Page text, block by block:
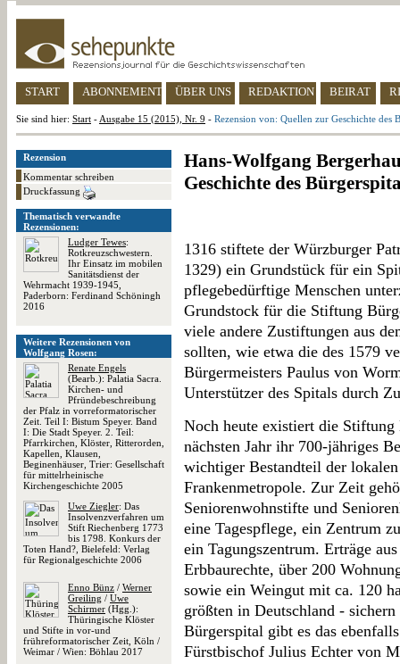
START ABONNEMENT ÜBER UNS REDAKTION BEIRAT
Sie sind hier: Start - Ausgabe 15 (2015), Nr. 9 - Rezension von: Quellen zur Geschichte
Rezension
Kommentar schreiben
Druckfassung
Thematisch verwandte
Rezensionen:
Ludger Tewes:
Rotkreuzschwestern.
Ihr Einsatz im mobilen
Sanitätsdienst der
Wehrmacht 1939-1945,
Paderborn: Ferdinand Schöningh
2016
Weitere Rezensionen von
Wolfgang Rosen:
Renate Engels
(Bearb.): Palatia Sacra.
Kirchen- und
Pfründebeschreibung
der Pfalz in vorreformatorischer
Zeit. Teil I: Bistum Speyer. Band
I: Die Stadt Speyer. 2. Teil:
Pfarrkirchen, Klöster, Ritterorden,
Kapellen, Klausen,
Beginenhäuser, Trier: Gesellschaft
für mittelrheinische
Kirchengeschichte 2005
Uwe Ziegler: Das
Insolvenzverfahren um
Stift Riechenberg 1773
bis 1798. Konkurs der
Toten Hand?, Bielefeld: Verlag
für Regionalgeschichte 2006
Enno Bünz / Werner
Greiling / Uwe
Schirmer (Hgg.):
Thüringische Klöster
und Stifte in vor-und
frühreformatorischer Zeit, Köln /
Weimar / Wien: Böhlau 2017
Hans-Wolfgang
Geschichte des
1316 stiftete der Würzburger
1329) ein Grundstück für ein
pflegebedürftige Menschen
Grundstock für die Stiftung
viele andere Zustiftungen aus
sollten, wie etwa die des 1579
Bürgermeisters Paulus von
Unterstützer des Spitals durch
Noch heute existiert die
nächsten Jahr ihr 700-jähriges
wichtiger Bestandteil der
Frankenmetropole. Zur Zeit
Seniorenwohnstifte und
eine Tagespflege, ein Zentrum
ein Tagungszentrum. Erträge
Erbbaurechte, über 200
sowie ein Weingut mit ca. 120
größten in Deutschland -
Bürgerspital gibt es das
Fürstbischof Julius Echter von